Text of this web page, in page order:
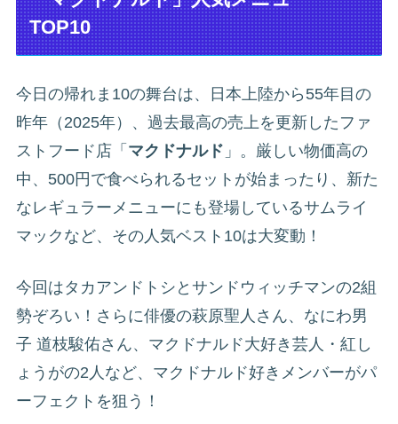
TOP10
今日の帰れま10の舞台は、日本上陸から55年目の
昨年（2025年）、過去最高の売上を更新したファ
ストフード店「 マクドナルド 」。厳しい物価高の
中、500円で食べられるセットが始まったり、新た
なレギュラーメニューにも登場しているサムライ
マックなど、その人気ベスト10は大変動！
今回はタカアンドトシとサンドウィッチマンの2組
勢ぞろい！さらに俳優の萩原聖人さん、なにわ男
子 道枝駿佑さん、マクドナルド大好き芸人・紅し
ょうがの2人など、マクドナルド好きメンバーがパ
ーフェクトを狙う！